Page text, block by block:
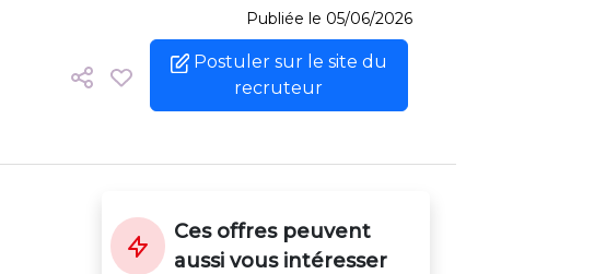
Publiée le 05/06/2026
Postuler sur le site du
recruteur
Ces offres peuvent
aussi vous intéresser